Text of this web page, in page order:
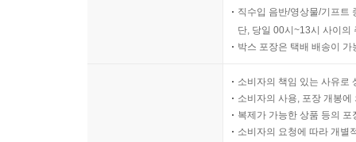
직수입 음반/영상물/기프트
단, 당일 00시~13시 사이의
박스 포장은 택배 배송이
소비자의 책임 있는 사유로
소비자의 사용, 포장 개봉
복제가 가능한 상품 등의
소비자의 요청에 따라 개별